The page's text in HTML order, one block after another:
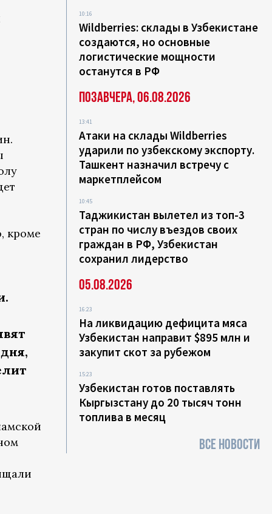
кроме
10:16
Wildberries: склады в Узбекистане
создаются, но основные
логистические мощности
останутся в РФ
Позавчера, 06.08.2026
13:41
Атаки на склады Wildberries
ударили по узбекскому экспорту.
Ташкент назначил встречу с
маркетплейсом
10:45
Таджикистан вылетел из топ-3
стран по числу въездов своих
граждан в РФ, Узбекистан
сохранил лидерство
05.08.2026
16:23
На ликвидацию дефицита мяса
Узбекистан направит $895 млн и
закупит скот за рубежом
15:23
Узбекистан готов поставлять
Кыргызстану до 20 тысяч тонн
топлива в месяц
ВСЕ НОВОСТИ